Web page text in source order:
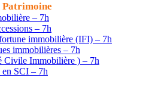
Patrimoine
– 7h
– 7h
immobilière (IFI) – 7h
immobilières – 7h
Civile Immobilière ) – 7h
SCI – 7h